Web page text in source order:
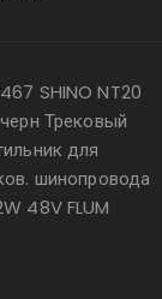
SHINO NT20
Трековый
для
шинопровода
48V FLUM